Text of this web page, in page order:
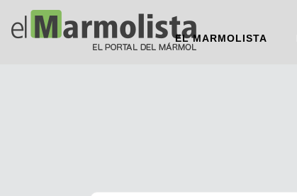
EL MARMOLISTA